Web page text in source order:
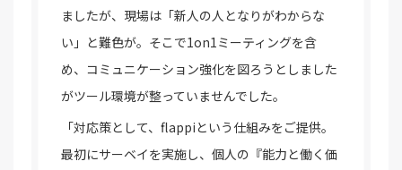
ましたが、現場は「新人の人となりがわからな
い」と難色が。そこで1on1ミーティングを含
め、コミュニケーション強化を図ろうとしました
がツール環境が整っていませんでした。
「対応策として、flappiという仕組みをご提供。
最初にサーベイを実施し、個人の『能力と働く価